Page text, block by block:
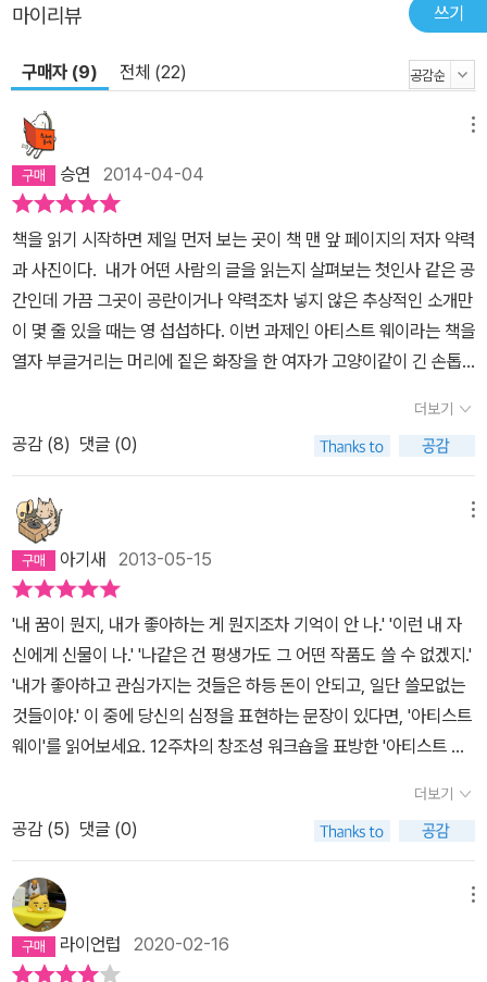
마이리뷰 쓰기
구매자 (9) 전체 (22)
승연 2014-04-04
책을 읽기 시작하면 제일 먼저 보는 곳이 책 맨 앞 페이지의 저자 약력
과 사진이다. 내가 어떤 사람의 글을 읽는지 살펴보는 첫인사 같은 공
간인데 가끔 그곳이 공란이거나 약력조차 넣지 않은 추상적인 소개만
이 몇 줄 있을 때는 영 섭섭하다. 이번 과제인 아티스트 웨이라는 책을
열자 부글거리는 머리에 짙은 화장을 한 여자가 고양이같이 긴 손톱
짙은 색의 매니큐어가 짐작될 정도였다. 영화에 나오는 수정 구슬을
읽어 주는 마술사 같다. 다시 겉표지로 돌아간다. '나를 위한 12주간
의 창조성 워크숍'이라는 부제가 달린 앞장에 출판사조차 처음 들어
보는 이름이다. 혼자 책을 골랐더라면 아마 사지 않았을 것이다. 기대
감이 덜한 채 책을 읽기 시작한다. 저자에 대한 불신은 내 안의 무자
비한 검열관과 부정적인 생각이 내가 무언가를 시작하는 것을 가로막
았던 경험과 일치하는 부분을 읽고 나서 사라졌다. 나만 이렇게 주저
하는 것이 아니구나, 하는 공감이 생겼다. ‘창조성이 막힌 상태를 유지
하기 위해 무엇이든 하려드는 경향’을 설명할 때는 그렇구나, 하고 무
릎을 쳤다. 전문의가 되고 대전에서 살 때 시간이 많은 적이 있었다.
갑작스레 아빠가 돌아가시고 낯선 곳에서 생긴 많은 시간을 창조적으
로 보내지 못했다. 힘들지 않은 근무가 오후 네 시에 끝나면 수영을 배
우거나 요가를 하거나 찻집에 앉아서 책을 읽었다. 난생 처음으로 요
리다운 요리를 하기도 했는데 그 다음이 문제였다. 글쓰기를 적극적
간에 미드를 봤다. 나 자신의 의식을 적극적으로 깨우고 싶지도 않았
는데 의식을 깨워서 직면하는 것이 귀찮기도 두렵기도 했다. 아무 생
각 없이 미드를 보고 있노라면 마취라도 된 것처럼 세상만사가 사라
지고 시간이 흘렀다. 지금 생각하면 그 시간이 얼마나 아까운지 자다
더보기
공감 (8) 댓글 (0)
아기새 2013-05-15
'내 꿈이 뭔지, 내가 좋아하는 게 뭔지조차 기억이 안 나.' '이런 내 자
신에게 신물이 나.' '나같은 건 평생가도 그 어떤 작품도 쓸 수 없겠지.'
'내가 좋아하고 관심가지는 것들은 하등 돈이 안되고, 일단 쓸모없는
것들이야.' 이 중에 당신의 심정을 표현하는 문장이 있다면, '아티스트
웨이'를 읽어보세요. 12주차의 창조성 워크숍을 표방한 '아티스트 웨
자신에게 신물이 난 사람들에게 오아시스와도 같은 책입니다. 내가
좋아하는 것을 할 수 없다,는 조용한 절망감이 당신을 옥죄어, 그 어떤
것에도 재미를 느낄 수가 없을 때. 사실은 내가 이런 사람이 아니라고
자신에게조차 끊임없이 변명만 늘어놓는 나를 발견했을 때. 이 책은
옆에서 나의 어리광과 투정과 꿈과 의혹을 받아주고, 나 자신을 발견
하게 해 주며, 나보다 먼저 그 길을 갔다가 지금은 왕성한 창조적 활동
더보기
공감 (5) 댓글 (0)
라이언럽 2020-02-16